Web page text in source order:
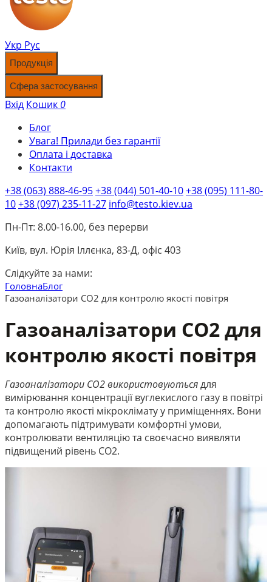
Укр Рус
Продукція
Сфера застосування
Вхід Кошик 0
Блог
Увага! Прилади без гарантії
Оплата і доставка
Контакти
+38 (063) 888-46-95+38 (044) 501-40-10+38 (095) 111-80-
10+38 (097) 235-11-27 info@testo.kiev.ua
Пн-Пт: 8.00-16.00, без перерви
Київ, вул. Юрія Іллєнка, 83-Д, офіс 403
Слідкуйте за нами:
ГоловнаБлог
Газоаналізатори CO2 для контролю якості повітря
Газоаналізатори CO2 для
контролю якості повітря
Газоаналізатори CO2 використовуютьсядля
вимірювання концентрації вуглекислого газу в повітрі
та контролю якості мікроклімату у приміщеннях. Вони
допомагають підтримувати комфортні умови,
контролювати вентиляцію та своєчасно виявляти
підвищений рівень CO2.